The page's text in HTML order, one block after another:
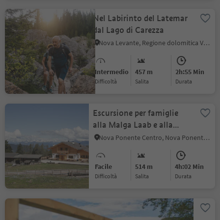
Nel Labirinto del Latemar
dal Lago di Carezza
Nova Levante, Regione dolomitica Val d'Ega
Intermedio
Difficoltà
457 m
Salita
2h:55 Min
durata
Escursione per famiglie
alla Malga Laab e alla
Malga Capanna Nuova
Nova Ponente Centro, Nova Ponente, Regione dolomitica Val d'Ega
Facile
Difficoltà
514 m
Salita
4h:02 Min
durata
Cinema di Montagna in